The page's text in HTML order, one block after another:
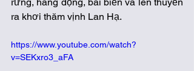
ra khơi thăm vịnh Lan Hạ.
https://www.youtube.com/watch?
v=SEKxro3_aFA